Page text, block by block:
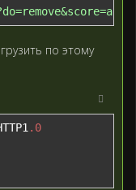
по этому
.0